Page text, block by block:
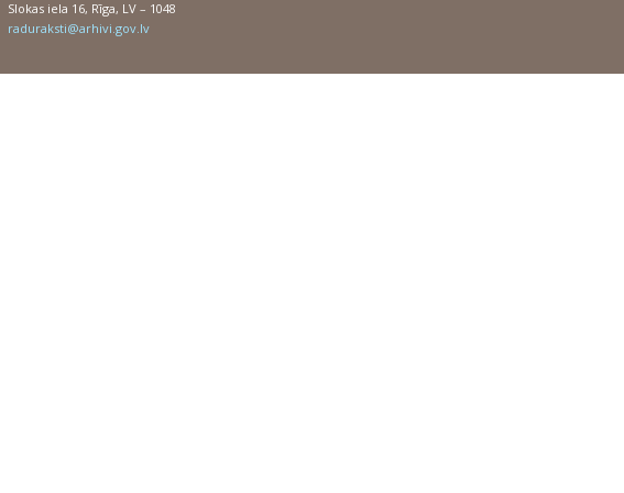
Slokas iela 16, Rīga, LV – 1048
raduraksti@arhivi.gov.lv